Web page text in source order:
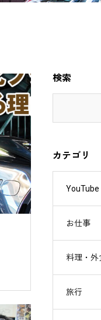
検索
カテゴリ
YouTube
お仕事
料理・外
旅行